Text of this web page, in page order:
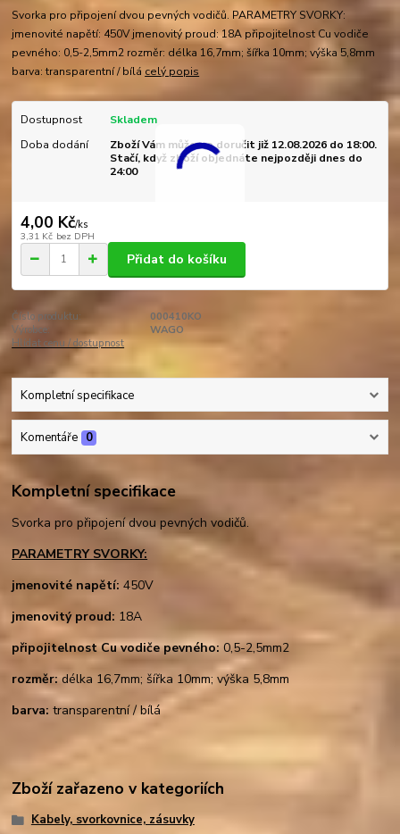
Svorka pro připojení dvou pevných vodičů. PARAMETRY SVORKY:
jmenovité napětí: 450V jmenovitý proud: 18A připojitelnost Cu vodiče
pevného: 0,5-2,5mm2 rozměr: délka 16,7mm; šířka 10mm; výška 5,8mm
barva: transparentní / bílá celý popis
Dostupnost
Skladem
Doba dodání
Zboží Vám můžeme doručit již 12.08.2026 do 18:00.
Stačí, když zboží objednáte nejpozději dnes do
24:00
4,00 Kč/ks
3,31 Kč bez DPH
Přidat do košíku
Číslo produktu:
000410KO
Výrobce:
WAGO
Hlídat cenu / dostupnost
Kompletní specifikace
Komentáře 0
Kompletní specifikace
Svorka pro připojení dvou pevných vodičů.
PARAMETRY SVORKY:
jmenovité napětí: 450V
jmenovitý proud: 18A
připojitelnost Cu vodiče pevného: 0,5-2,5mm2
rozměr:délka 16,7mm; šířka 10mm; výška 5,8mm
barva:transparentní / bílá
Zboží zařazeno v kategoriích
Kabely, svorkovnice, zásuvky